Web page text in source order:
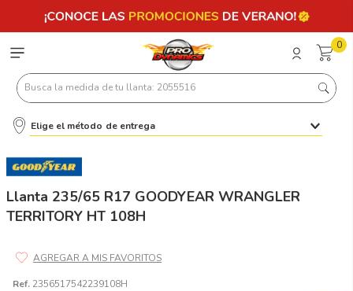
0
Busca la medida de tu llanta: 2055516
Elige el método de entrega
Llanta 235/65 R17 GOODYEAR WRANGLER
TERRITORY HT 108H
Ref. 2356517542239108H
Términos más buscados